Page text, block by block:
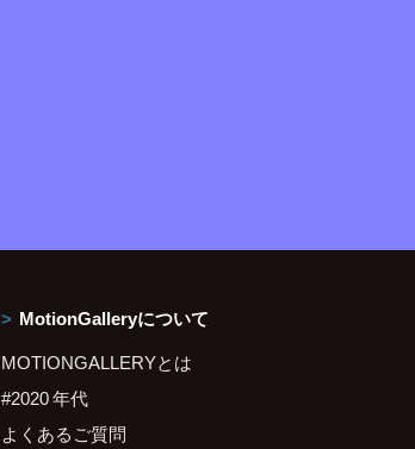
MotionGalleryについて
MOTIONGALLERYとは
#2020 年代
よくあるご質問